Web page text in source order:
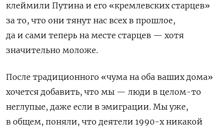
клеймили Путина и его «кремлевских старцев»
за то, что они тянут нас всех в прошлое,
да и сами теперь на месте старцев — хотя
значительно моложе.
После традиционного «чума на оба ваших дома»
хочется добавить, что мы — люди в целом-то
неглупые, даже если в эмиграции. Мы уже,
в общем, поняли, что деятели 1990-х никакой